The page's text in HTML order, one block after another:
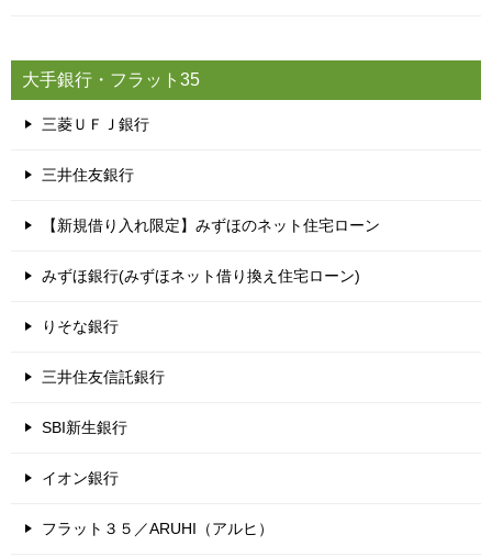
大手銀行・フラット35
三菱ＵＦＪ銀行
三井住友銀行
【新規借り入れ限定】みずほのネット住宅ローン
みずほ銀行(みずほネット借り換え住宅ローン)
りそな銀行
三井住友信託銀行
SBI新生銀行
イオン銀行
フラット３５／ARUHI（アルヒ）